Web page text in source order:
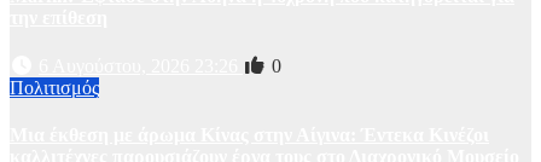
0
Πολιτισμός